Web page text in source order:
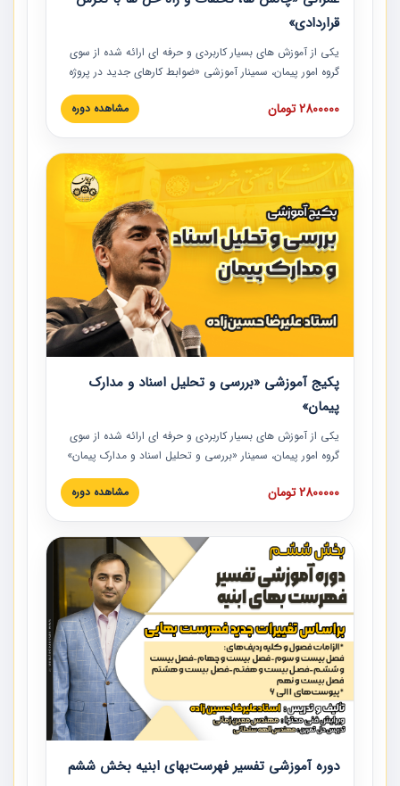
قراردادی»
یکی از آموزش‏‏‏‏‏‏ های بسیار کاربردی و حرفه‏ ای ارائه شده از سوی
گروه امور پیمان، سمینار آموزشی «ضوابط کارهای جدید در پروژه
های عمرانی» چالش ها، تخلفات و راه حل ها با نگرش قراردادی
است که در محل سندیکای شرکت های ساختمانی کشور ارائه شد.
مدارک پیمان به همراه تجربیات عملی ارائه شده است.
2800000 تومان مشاهده دوره
پکیج آموزشی «بررسی و تحلیل اسناد و مدارک
پیمان»
یکی از آموزش‏‏‏‏‏‏ های بسیار کاربردی و حرفه‏ ای ارائه شده از سوی
گروه امور پیمان، سمینار «بررسی و تحلیل اسناد و مدارک پیمان»
است که در دانشگاه صنعتی شریف ارائه شد. در این آموزش
نکات کلیدی مربوط به اسناد و مدارک پیمان، اولویت بندی اسناد
پیمان به همراه تجربیات عملی در این خصوص ارائه شده است.
2800000 تومان مشاهده دوره
دوره آموزشی تفسیر فهرست‌بهای ابنیه بخش ششم